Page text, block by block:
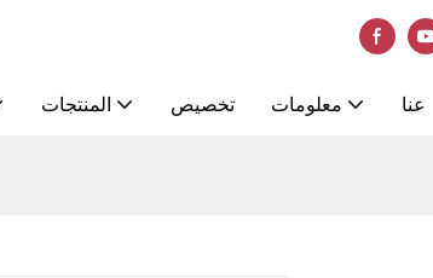
المنتجات تخصيص معلومات عنا